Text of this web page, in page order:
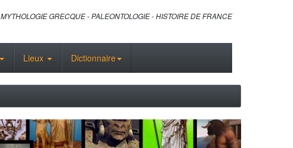
MYTHOLOGIE GRECQUE - PALEONTOLOGIE - HISTOIRE DE FRANCE
Lieux Dictionnaire